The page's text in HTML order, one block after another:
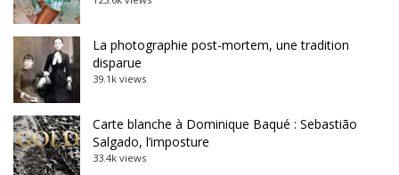
La photographie post-mortem, une tradition
disparue
39.1k views
Carte blanche à Dominique Baqué : Sebastião
Salgado, l’imposture
33.4k views